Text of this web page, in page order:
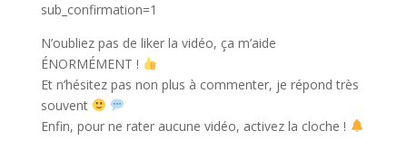
sub_confirmation=1
N’oubliez pas de liker la vidéo, ça m’aide
ÉNORMÉMENT !
Et n’hésitez pas non plus à commenter, je répond très
souvent
Enfin, pour ne rater aucune vidéo, activez la cloche !